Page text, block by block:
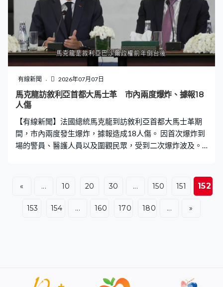
療保障。大治市金牛鎮居民李細燕：「當時在家裡面，那
個風很大，然後就是我們家的兩個陽台全都破了，後來說
是政府用無人機喊，樓上的人全部下來，然後把我們轉移
到這裡來。」 在重災區黃岡黃州區，虹橋、長江和汪家墩
社區有多人死亡，當地公安、消防及應急部門出動超過3千
人通宵救災，緊急疏散4百多名災民至安置點。 風暴過
後，街道滿目瘡痍，樹木倒塌，圍欄損毀，有車輛被吹
翻，合共超過1,600戶房屋受損，千多畝農田受災，造成直
接經濟損失4.5億多元。當局正進行善後工作，排查險情、
有線新聞 2026年07月07日
馬克龍訪敘利亞首都大馬士革 市內兩度爆炸、據報18
人傷
【有線新聞】法國總統馬克龍到訪敘利亞首都大馬士革期
間，市內兩度發生爆炸，據報造成18人傷。 因首次爆炸到
場的警員、醫護人員以及圍觀民眾，受到二次爆炸波及。
辦公室指馬克龍安全，聽不到爆炸聲。 馬克龍是敘利亞巴
沙爾政權前年倒台後，首位到訪當地的西方大國領袖。他
和沙拉會晤後指法國將協助敘利亞重建戰後經濟，為敘利
« ... 10 20 30 ... 150 151 152
153 154 ... 160 170 180 ... »